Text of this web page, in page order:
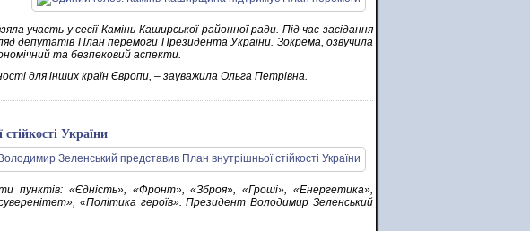
участь у сесії Камінь-Каширської районної ради. Під час засідання
депутатів План перемоги Президента України. Зокрема, озвучила
та безпековий аспекти.
для інших країн Європи, – зауважила Ольга Петрівна.
України
пунктів: «Єдність», «Фронт», «Зброя», «Гроші», «Енергетика»,
«Політика героїв». Президент Володимир Зеленський